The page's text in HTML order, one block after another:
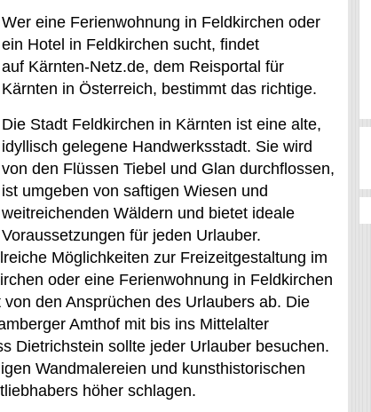
Wer eine Ferienwohnung in Feldkirchen oder
ein Hotel in Feldkirchen sucht, findet
auf Kärnten-Netz.de, dem Reisportal für
Kärnten in Österreich, bestimmt das richtige.
Die Stadt Feldkirchen in Kärnten ist eine alte,
idyllisch gelegene Handwerksstadt. Sie wird
von den Flüssen Tiebel und Glan durchflossen,
ist umgeben von saftigen Wiesen und
weitreichenden Wäldern und bietet ideale
Voraussetzungen für jeden Urlauber.
Möglichkeiten zur Freizeitgestaltung im
oder eine Ferienwohnung in Feldkirchen
den Ansprüchen des Urlaubers ab. Die
Amthof mit bis ins Mittelalter
Dietrichstein sollte jeder Urlauber besuchen.
Wandmalereien und kunsthistorischen
höher schlagen.